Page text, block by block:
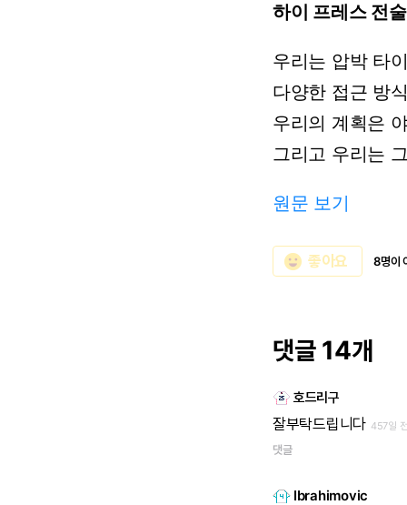
하이 프레스 전
우리는 압박 타
다양한 접근 방
우리의 계획은
그리고 우리는
원문 보기
emoji_emotions 좋아요 8명이
댓글 14개
호드리구
잘부탁드립니다 457일
댓글
Ibrahimovic